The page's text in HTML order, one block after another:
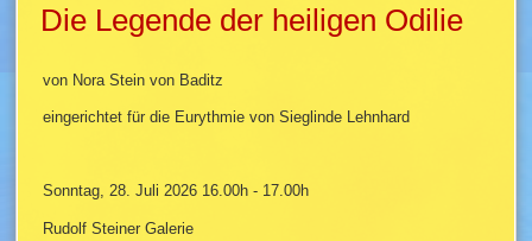
Die Legende der heiligen Odilie
von Nora Stein von Baditz
eingerichtet für die Eurythmie von Sieglinde Lehnhard
Sonntag, 28. Juli 2026 16.00h - 17.00h
Rudolf Steiner Galerie